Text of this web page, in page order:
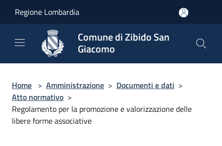
Regione Lombardia
Comune di Zibido San
Giacomo
Home > Amministrazione > Documenti e dati >
Atto normativo >
Regolamento per la promozione e valorizzazione delle
libere forme associative